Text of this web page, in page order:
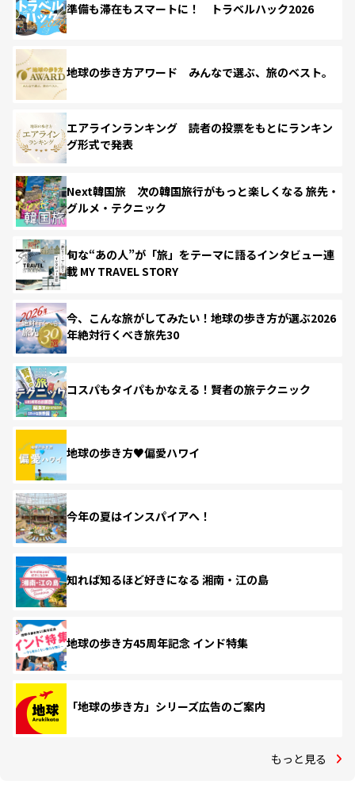
準備も滞在もスマートに！ トラベルハック2026
地球の歩き方アワード みんなで選ぶ、旅のベスト。
エアラインランキング 読者の投票をもとにランキン
グ形式で発表
Next韓国旅 次の韓国旅行がもっと楽しくなる 旅先・
グルメ・テクニック
旬な“あの人”が「旅」をテーマに語るインタビュー連
載 MY TRAVEL STORY
今、こんな旅がしてみたい！地球の歩き方が選ぶ2026
年絶対行くべき旅先30
コスパもタイパもかなえる！賢者の旅テクニック
地球の歩き方♥偏愛ハワイ
今年の夏はインスパイアへ！
知れば知るほど好きになる 湘南・江の島
地球の歩き方45周年記念 インド特集
「地球の歩き方」シリーズ広告のご案内
もっと見る